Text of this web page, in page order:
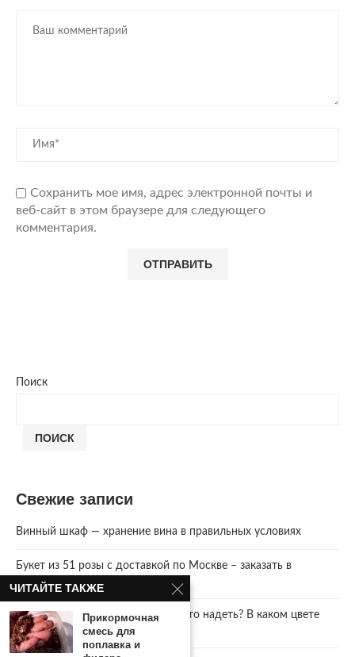
Сохранить мое имя, адрес электронной почты и
веб-сайт в этом браузере для следующего
комментария.
Поиск
ПОИСК
Свежие записи
Винный шкаф — хранение вина в правильных условиях
Букет из 51 розы с доставкой по Москве – заказать в
интернет-магазине AzaliaNow
Год Зеленой Деревянной Змеи. Что надеть? В каком цвете
встречать 2025 Новый год.
ЧИТАЙТЕ ТАКЖЕ
Прикормочная
смесь для
поплавка и